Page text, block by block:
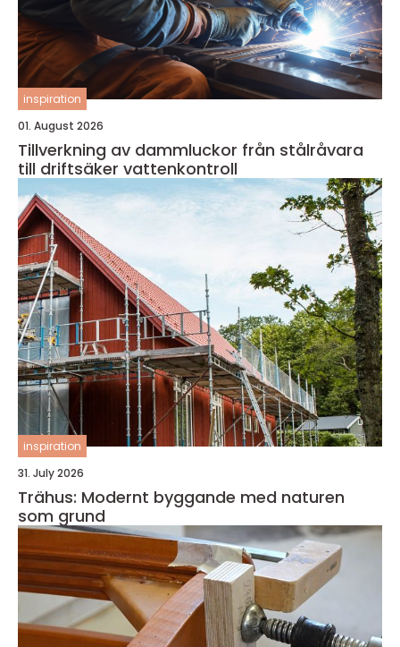
inspiration
01. August 2026
Tillverkning av dammluckor från stålråvara
till driftsäker vattenkontroll
inspiration
31. July 2026
Trähus: Modernt byggande med naturen
som grund